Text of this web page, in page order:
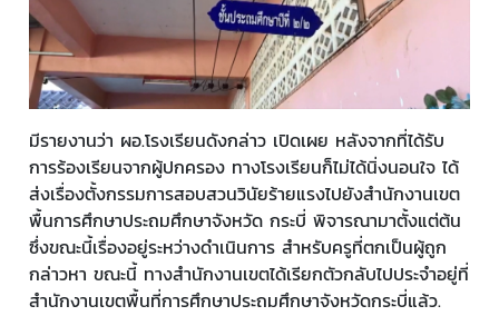
มีรายงานว่า ผอ.โรงเรียนดังกล่าว เปิดเผย หลังจากที่ได้รับ
การร้องเรียนจากผู้ปกครอง ทางโรงเรียนก็ไม่ได้นิ่งนอนใจ ได้
ส่งเรื่องตั้งกรรมการสอบสวนวินัยร้ายแรงไปยังสำนักงานเขต
พื้นการศึกษาประถมศึกษาจังหวัด กระบี่ พิจารณามาตั้งแต่ต้น
ซึ่งขณะนี้เรื่องอยู่ระหว่างดำเนินการ สำหรับครูที่ตกเป็นผู้ถูก
กล่าวหา ขณะนี้ ทางสำนักงานเขตได้เรียกตัวกลับไปประจำอยู่ที่
สำนักงานเขตพื้นที่การศึกษาประถมศึกษาจังหวัดกระบี่แล้ว.